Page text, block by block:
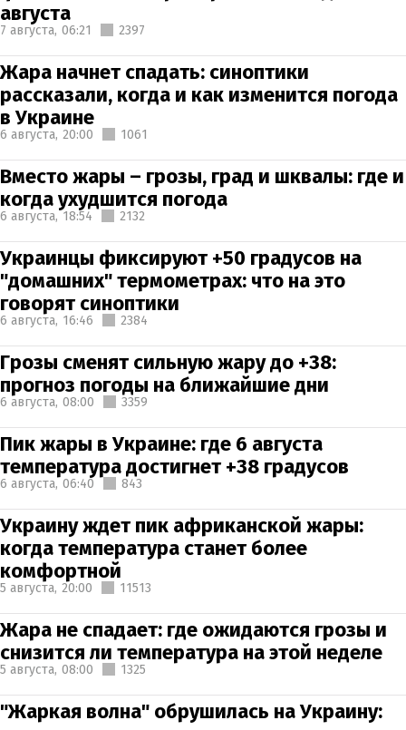
августа
7 августа, 06:21 2397
Жара начнет спадать: синоптики
рассказали, когда и как изменится погода
в Украине
6 августа, 20:00 1061
Вместо жары – грозы, град и шквалы: где и
когда ухудшится погода
6 августа, 18:54 2132
Украинцы фиксируют +50 градусов на
"домашних" термометрах: что на это
говорят синоптики
6 августа, 16:46 2384
Грозы сменят сильную жару до +38:
прогноз погоды на ближайшие дни
6 августа, 08:00 3359
Пик жары в Украине: где 6 августа
температура достигнет +38 градусов
6 августа, 06:40 843
Украину ждет пик африканской жары:
когда температура станет более
комфортной
5 августа, 20:00 11513
Жара не спадает: где ожидаются грозы и
снизится ли температура на этой неделе
5 августа, 08:00 1325
"Жаркая волна" обрушилась на Украину: